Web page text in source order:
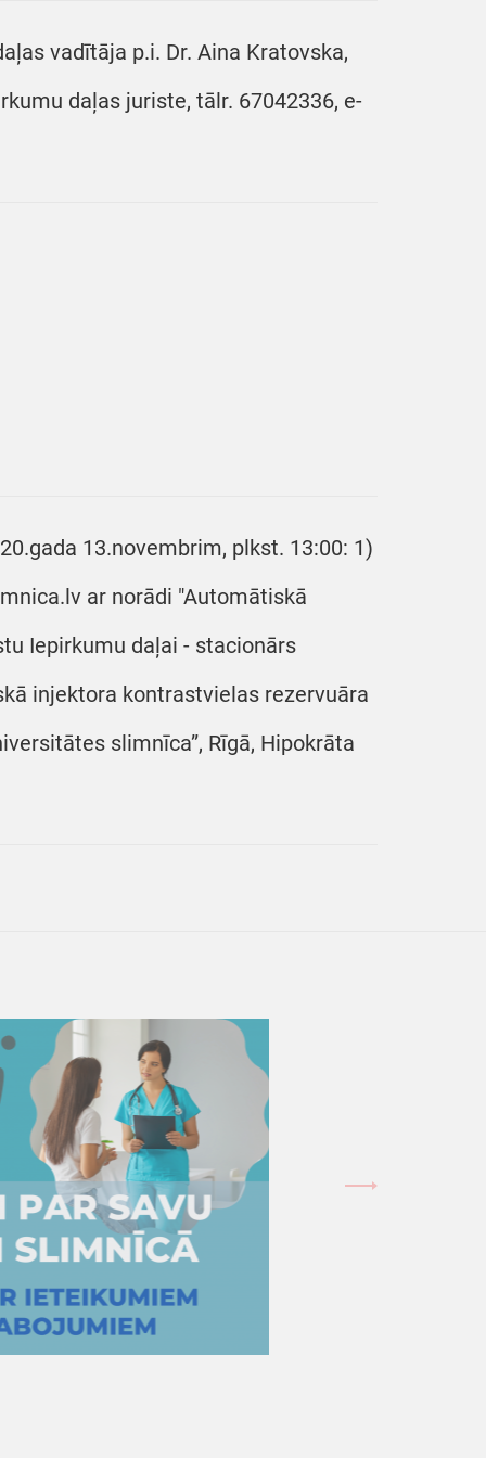
vadītāja p.i. Dr. Aina Kratovska,
daļas juriste, tālr. 67042336, e-
13.novembrim, plkst. 13:00: 1)
ar norādi "Automātiskā
Iepirkumu daļai - stacionārs
injektora kontrastvielas rezervuāra
slimnīca”, Rīgā, Hipokrāta